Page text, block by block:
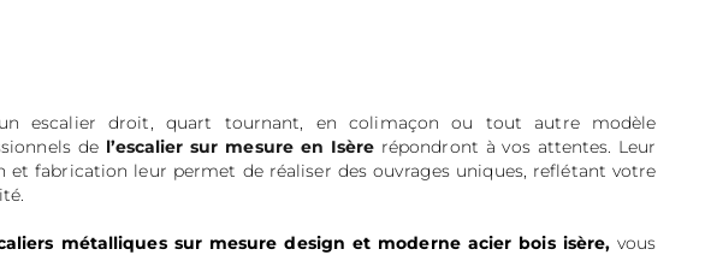
escalier droit, quart tournant, en colimaçon ou tout autre modèle
de l’escalier sur mesure en Isère répondront à vos attentes. Leur
et fabrication leur permet de réaliser des ouvrages uniques, reflétant votre
métalliques sur mesure design et moderne acier bois isère, vous